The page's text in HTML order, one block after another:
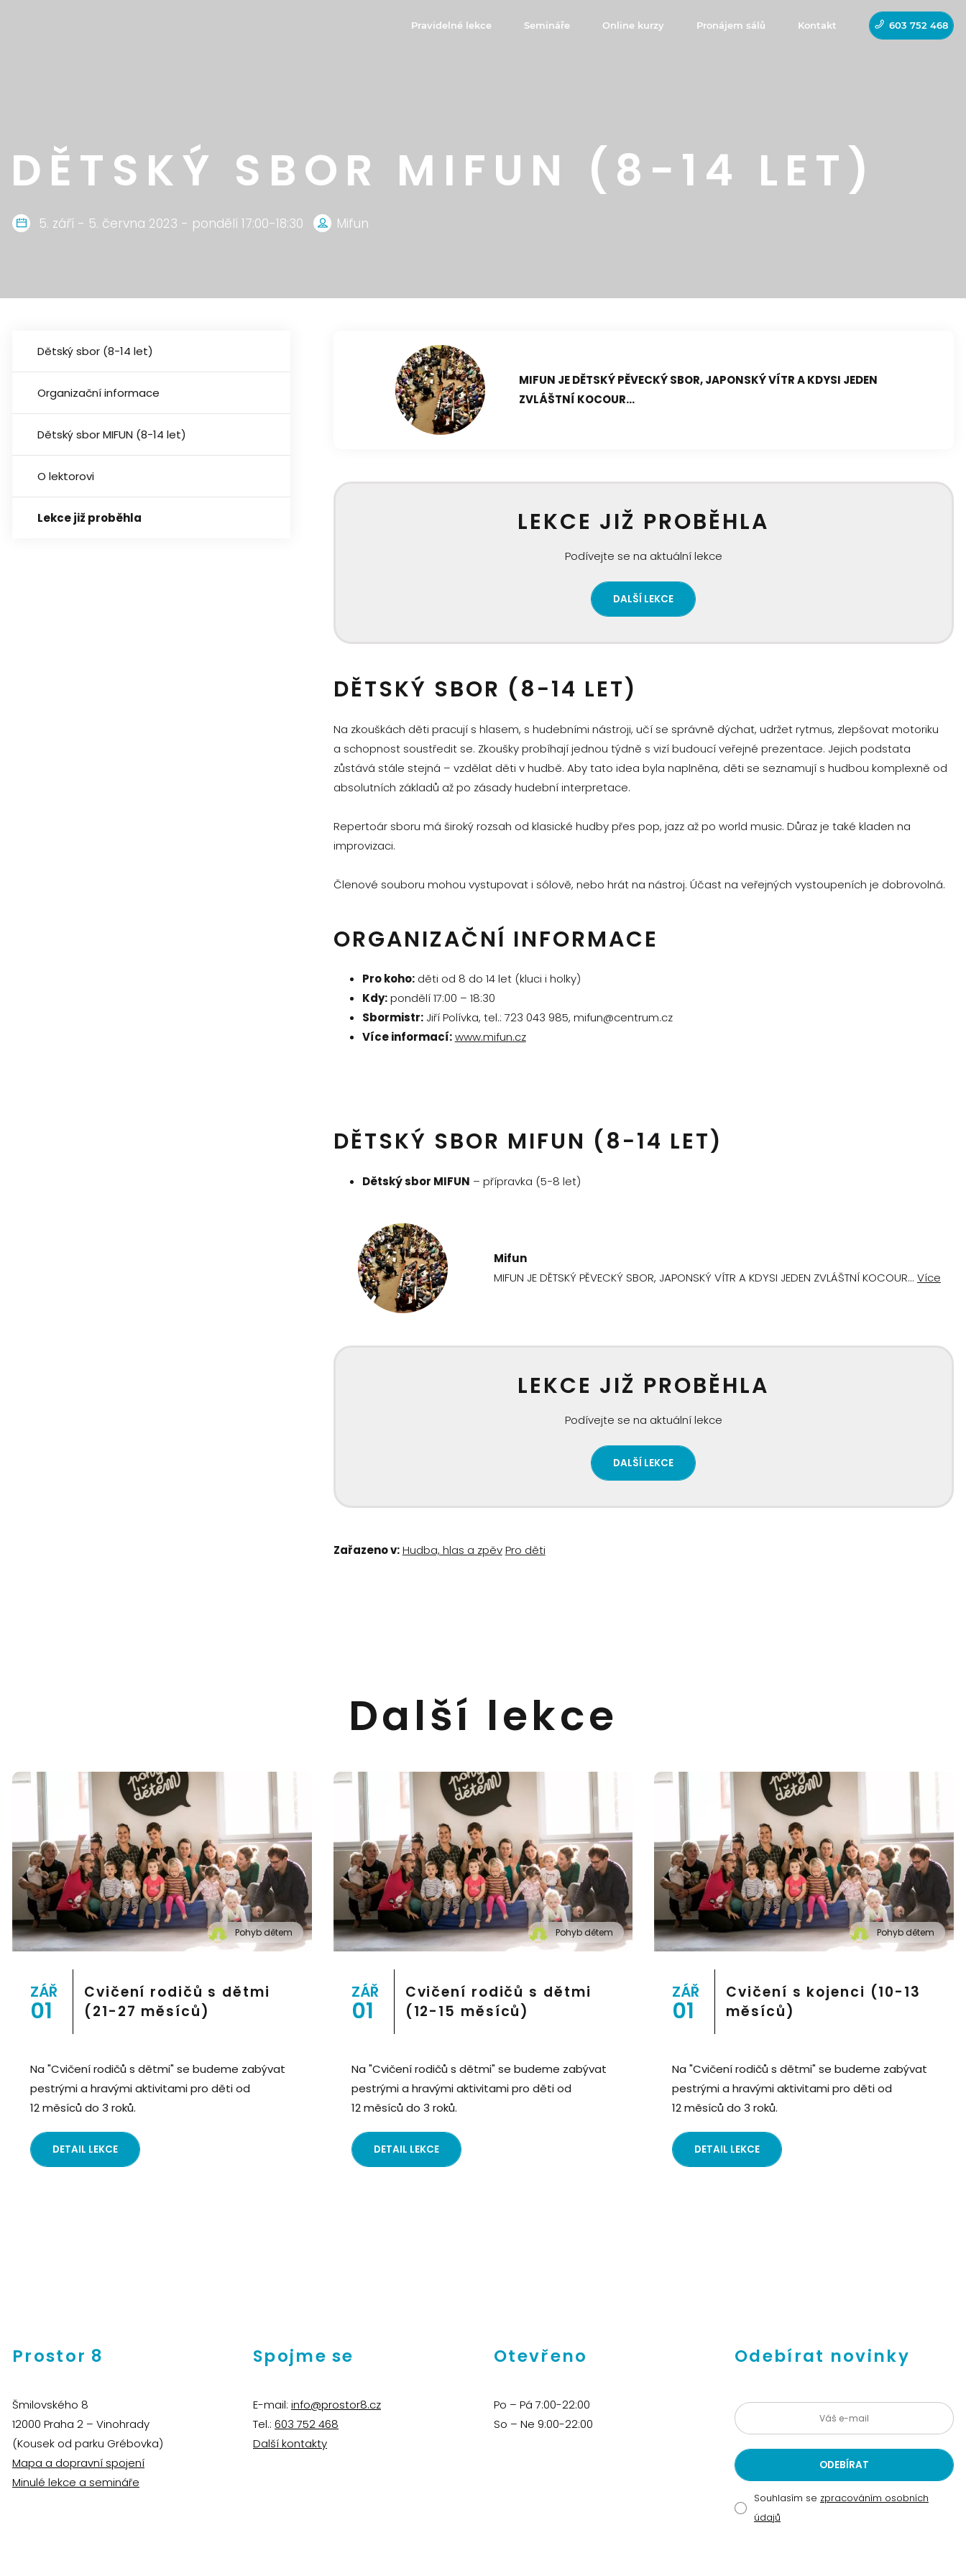
Pravidelné lekce Semináře Online kurzy Pronájem sálů Kontakt 603 752 468
DĚTSKÝ SBOR MIFUN (8−14 LET)
5. září - 5. června 2023 - pondělí 17:00-18:30 Mifun
Dětský sbor (8−14 let)
Organizační informace
Dětský sbor MIFUN (8−14 let)
O lektorovi
Lekce již proběhla
MIFUN JE DĚTSKÝ PĚVECKÝ SBOR, JAPONSKÝ VÍTR A KDYSI JEDEN
ZVLÁŠTNÍ KOCOUR...
LEKCE JIŽ PROBĚHLA
Podívejte se na aktuální lekce
DALŠÍ LEKCE
DĚTSKÝ SBOR (8−14 LET)
Na zkouškách děti pracují s hlasem, s hudebními nástroji, učí se správně dýchat, udržet rytmus, zlepšovat motoriku
a schopnost soustředit se. Zkoušky probíhají jednou týdně s vizí budoucí veřejné prezentace. Jejich podstata
zůstává stále stejná – vzdělat děti v hudbě. Aby tato idea byla naplněna, děti se seznamují s hudbou komplexně od
absolutních základů až po zásady hudební interpretace.
Repertoár sboru má široký rozsah od klasické hudby přes pop, jazz až po world music. Důraz je také kladen na
improvizaci.
Členové souboru mohou vystupovat i sólově, nebo hrát na nástroj. Účast na veřejných vystoupeních je dobrovolná.
ORGANIZAČNÍ INFORMACE
Pro koho:děti od 8 do 14 let (kluci i holky)
Kdy:pondělí 17:00 – 18:30
Sbormistr:Jiří Polívka, tel.: 723 043 985, mifun@centrum.cz
Více informací: www.mifun.cz
DĚTSKÝ SBOR MIFUN (8−14 LET)
Dětský sbor MIFUN – přípravka (5−8 let)
Mifun
MIFUN JE DĚTSKÝ PĚVECKÝ SBOR, JAPONSKÝ VÍTR A KDYSI JEDEN ZVLÁŠTNÍ KOCOUR... Více
LEKCE JIŽ PROBĚHLA
Podívejte se na aktuální lekce
DALŠÍ LEKCE
Zařazeno v: Hudba, hlas a zpěv Pro děti
Další lekce
Pohyb dětem
ZÁŘ
01
Cvičení rodičů s dětmi
(21-27 měsíců)
Na "Cvičení rodičů s dětmi" se budeme zabývat
pestrými a hravými aktivitami pro děti od
12 měsíců do 3 roků.
DETAIL LEKCE
Pohyb dětem
ZÁŘ
01
Cvičení rodičů s dětmi
(12-15 měsíců)
Na "Cvičení rodičů s dětmi" se budeme zabývat
pestrými a hravými aktivitami pro děti od
12 měsíců do 3 roků.
DETAIL LEKCE
Pohyb dětem
ZÁŘ
01
Cvičení s kojenci (10-13
měsíců)
Na "Cvičení rodičů s dětmi" se budeme zabývat
pestrými a hravými aktivitami pro děti od
12 měsíců do 3 roků.
DETAIL LEKCE
Prostor 8
Šmilovského 8
12000 Praha 2 – Vinohrady
(Kousek od parku Grébovka)
Mapa a dopravní spojení
Minulé lekce a semináře
Spojme se
E-mail: info@prostor8.cz
Tel.: 603 752 468
Další kontakty
Otevřeno
Po – Pá 7:00-22:00
So – Ne 9:00-22:00
Odebírat novinky
Souhlasím se zpracováním osobních
údajů